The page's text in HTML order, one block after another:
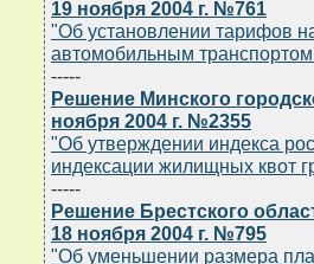
19 ноября 2004 г. №761
"Об установлении тарифов
автомобильным
-----
Решение Минского
ноября 2004 г. №2355
"Об утверждении индекса
индексации жилищных квот
-----
Решение Брестского
18 ноября 2004 г. №795
"Об уменьшении размера